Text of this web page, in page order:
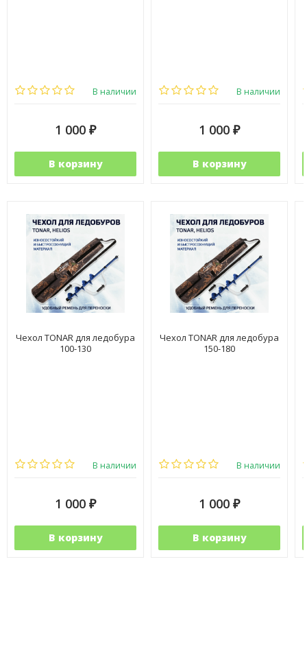
В наличии
1 000 ₽
В корзину
В наличии
1 000 ₽
В корзину
Чехол TONAR для ледобура
100-130
В наличии
1 000 ₽
В корзину
Чехол TONAR для ледобура
150-180
В наличии
1 000 ₽
В корзину